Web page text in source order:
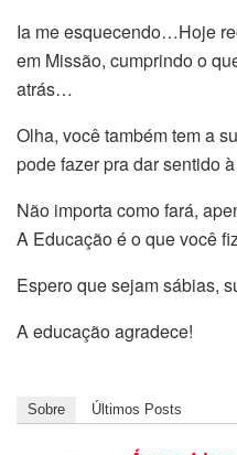
Ia me esquecendo…Hoje
em Missão, cumprindo o
atrás…
Olha, você também tem a
pode fazer pra dar sentido
Não importa como fará,
A Educação é o que você
Espero que sejam sábias,
A educação agradece!
Sobre Últimos Posts